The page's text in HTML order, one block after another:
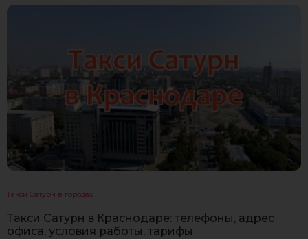
Такси Сатурн в городах
Такси Сатурн в Краснодаре: телефоны, адрес
офиса, условия работы, тарифы